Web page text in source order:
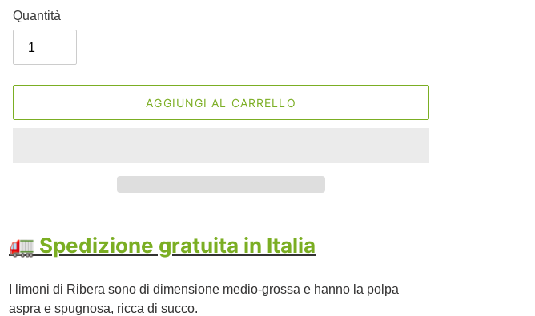
Quantità
AGGIUNGI AL CARRELLO
del
prodotto
carrello
🚛 Spedizione gratuita in Italia
I limoni di Ribera sono di dimensione medio-grossa e hanno la polpa
aspra e spugnosa, ricca di succo.